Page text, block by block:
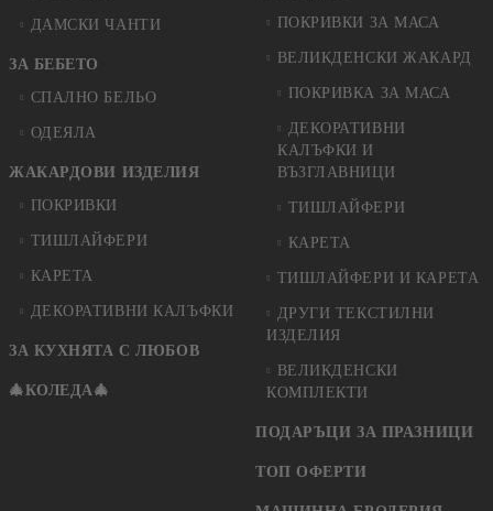
ДАМСКИ ЧАНТИ
ЗА БЕБЕТО
СПАЛНО БЕЛЬО
ОДЕЯЛА
ЖАКАРДОВИ ИЗДЕЛИЯ
ПОКРИВКИ
ТИШЛАЙФЕРИ
КАРЕТА
ДЕКОРАТИВНИ КАЛЪФКИ
ЗА КУХНЯТА С ЛЮБОВ
🎄КОЛЕДА🎄
ПОКРИВКИ ЗА МАСА
ВЕЛИКДЕНСКИ ЖАКАРД
ПОКРИВКА ЗА МАСА
ДЕКОРАТИВНИ
КАЛЪФКИ И
ВЪЗГЛАВНИЦИ
ТИШЛАЙФЕРИ
КАРЕТА
ТИШЛАЙФЕРИ И КАРЕТА
ДРУГИ ТЕКСТИЛНИ
ИЗДЕЛИЯ
ВЕЛИКДЕНСКИ
КОМПЛЕКТИ
ПОДАРЪЦИ ЗА ПРАЗНИЦИ
ТОП ОФЕРТИ